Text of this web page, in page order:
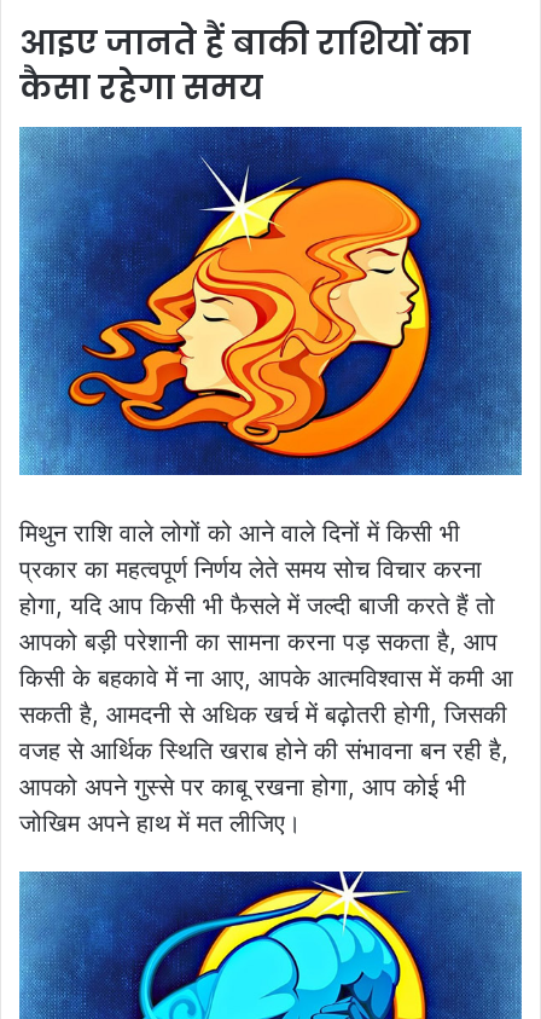
आइए जानते हैं बाकी राशियों का
कैसा रहेगा समय
मिथुन राशि वाले लोगों को आने वाले दिनों में किसी भी
प्रकार का महत्वपूर्ण निर्णय लेते समय सोच विचार करना
होगा, यदि आप किसी भी फैसले में जल्दी बाजी करते हैं तो
आपको बड़ी परेशानी का सामना करना पड़ सकता है, आप
किसी के बहकावे में ना आए, आपके आत्मविश्वास में कमी आ
सकती है, आमदनी से अधिक खर्च में बढ़ोतरी होगी, जिसकी
वजह से आर्थिक स्थिति खराब होने की संभावना बन रही है,
आपको अपने गुस्से पर काबू रखना होगा, आप कोई भी
जोखिम अपने हाथ में मत लीजिए।